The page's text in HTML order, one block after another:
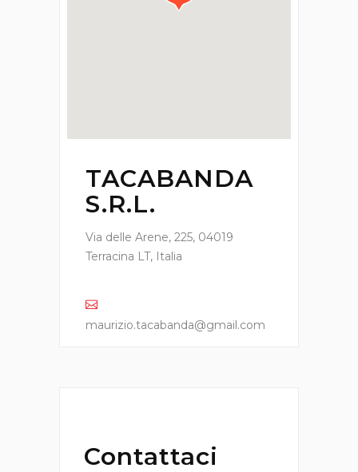
TACABANDA
S.R.L.
Via delle Arene, 225, 04019
Terracina LT, Italia
maurizio.tacabanda@gmail.com
Contattaci